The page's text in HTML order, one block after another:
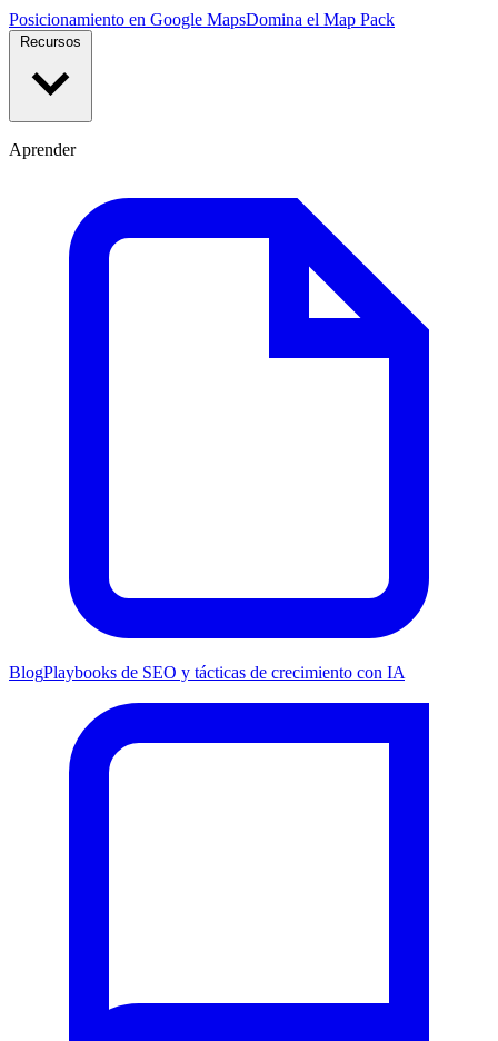
Posicionamiento en Google MapsDomina el Map Pack
Aprender
BlogPlaybooks de SEO y tácticas de crecimiento con IA